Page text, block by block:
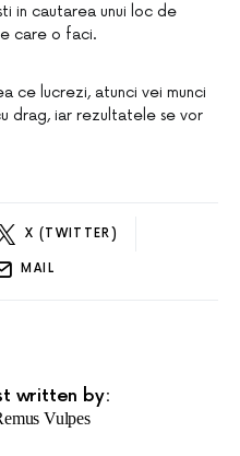
in cautarea unui loc de
care o faci.
ce lucrezi, atunci vei munci
drag, iar rezultatele se vor
X (TWITTER)
MAIL
written by:
Vulpes